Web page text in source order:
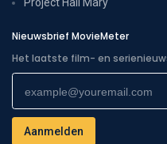
Nieuwsbrief MovieMeter
Het laatste film- en